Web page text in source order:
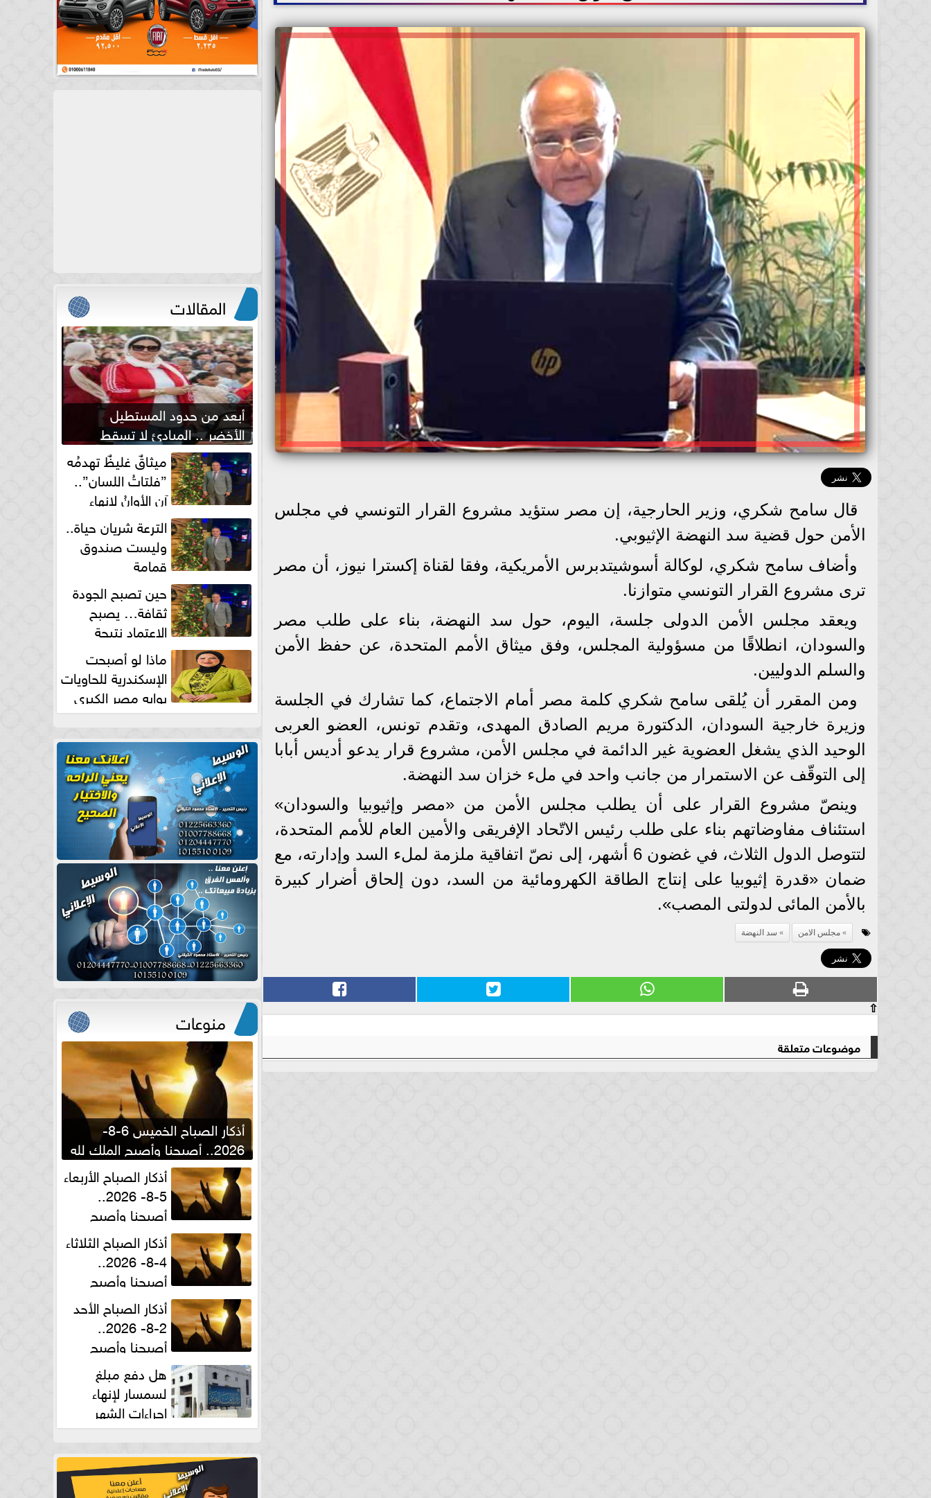
قال سامح شكري، وزير الحارجية، إن مصر ستؤيد مشروع القرار التونسي في مجلس
الأمن حول قضية سد النهضة الإثيوبي.
وأضاف سامح شكري، لوكالة أسوشيتدبرس الأمريكية، وفقا لقناة إكسترا نيوز، أن مصر
ترى مشروع القرار التونسي متوازنا.
ويعقد مجلس الأمن الدولى جلسة، اليوم، حول سد النهضة، بناء على طلب مصر
والسودان، انطلاقًا من مسؤولية المجلس، وفق ميثاق الأمم المتحدة، عن حفظ الأمن
والسلم الدوليين.
ومن المقرر أن يُلقى سامح شكري كلمة مصر أمام الاجتماع، كما تشارك في الجلسة
وزيرة خارجية السودان، الدكتورة مريم الصادق المهدى، وتقدم تونس، العضو العربى
الوحيد الذي يشغل العضوية غير الدائمة في مجلس الأمن، مشروع قرار يدعو أديس أبابا
إلى التوقّف عن الاستمرار من جانب واحد في ملء خزان سد النهضة.
وينصّ مشروع القرار على أن يطلب مجلس الأمن من «مصر وإثيوبيا والسودان»
استئناف مفاوضاتهم بناء على طلب رئيس الاتّحاد الإفريقى والأمين العام للأمم المتحدة،
لتتوصل الدول الثلاث، في غضون 6 أشهر، إلى نصّ اتفاقية ملزمة لملء السد وإدارته، مع
ضمان «قدرة إثيوبيا على إنتاج الطاقة الكهرومائية من السد، دون إلحاق أضرار كبيرة
بالأمن المائى لدولتى المصب».
مجلس الامن سد النهضة
⇧
موضوعات متعلقة
المقالات
أبعد من حدود المستطيل
الأخضر .. المبادئ لا تسقط
بصفارة الحكم ميثاقٌ غليظٌ تهدمُه
”فلتاتُ اللسان”..
آن الأوانُ لإنهاءِ
فوضى الطلاق الشفهي!الترعة شريان حياة..
وليست صندوق
قمامة
حين تصبح الجودة
ثقافة… يصبح
الاعتماد نتيجة
طبيعية
ماذا لو أصبحت
الإسكندرية للحاويات
بوابه مصر الكبري
للتجارة العالمية بقلم د...
منوعات
أذكار الصباح الخميس 6-8-
2026.. أصبحنا وأصبح الملك لله
والحمد لله
أذكار الصباح الأربعاء
5-8- 2026..
أصبحنا وأصبح
الملك لله والحمد للهأذكار الصباح الثلاثاء
4-8- 2026..
أصبحنا وأصبح
الملك لله والحمد للهأذكار الصباح الأحد
2-8- 2026..
أصبحنا وأصبح
الملك لله والحمد للههل دفع مبلغ
لسمسار لإنهاء
إجراءات الشهر
العقارى حلال؟.. أمين الفتوى يجيب